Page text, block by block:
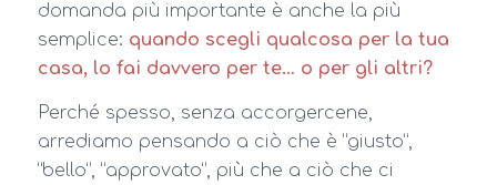
domanda più importante è anche la più
semplice: quando scegli qualcosa per la tua
casa, lo fai davvero per te… o per gli altri?
Perché spesso, senza accorgercene,
arrediamo pensando a ciò che è “giusto”,
“bello”, “approvato”, più che a ciò che ci